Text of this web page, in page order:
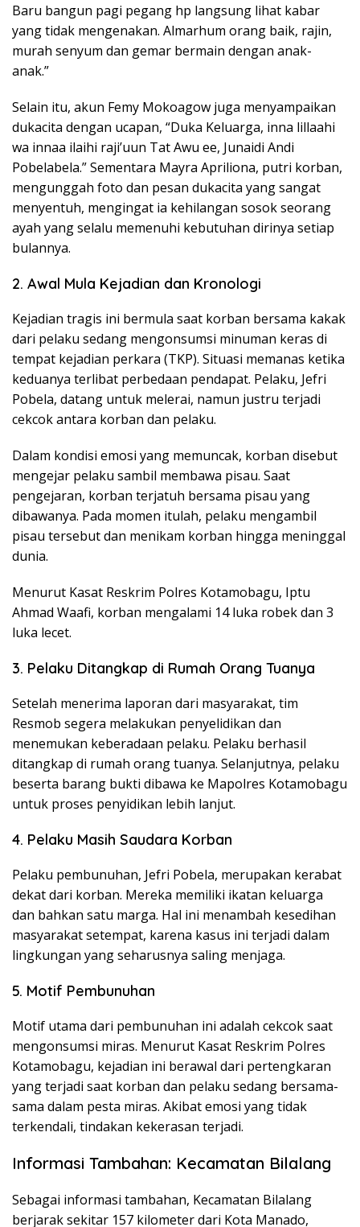
Baru bangun pagi pegang hp langsung lihat kabar
yang tidak mengenakan. Almarhum orang baik, rajin,
murah senyum dan gemar bermain dengan anak-
anak.”
Selain itu, akun Femy Mokoagow juga menyampaikan
dukacita dengan ucapan, “Duka Keluarga, inna lillaahi
wa innaa ilaihi raji’uun Tat Awu ee, Junaidi Andi
Pobelabela.” Sementara Mayra Apriliona, putri korban,
mengunggah foto dan pesan dukacita yang sangat
menyentuh, mengingat ia kehilangan sosok seorang
ayah yang selalu memenuhi kebutuhan dirinya setiap
bulannya.
2. Awal Mula Kejadian dan Kronologi
Kejadian tragis ini bermula saat korban bersama kakak
dari pelaku sedang mengonsumsi minuman keras di
tempat kejadian perkara (TKP). Situasi memanas ketika
keduanya terlibat perbedaan pendapat. Pelaku, Jefri
Pobela, datang untuk melerai, namun justru terjadi
cekcok antara korban dan pelaku.
Dalam kondisi emosi yang memuncak, korban disebut
mengejar pelaku sambil membawa pisau. Saat
pengejaran, korban terjatuh bersama pisau yang
dibawanya. Pada momen itulah, pelaku mengambil
pisau tersebut dan menikam korban hingga meninggal
dunia.
Menurut Kasat Reskrim Polres Kotamobagu, Iptu
Ahmad Waafi, korban mengalami 14 luka robek dan 3
luka lecet.
3. Pelaku Ditangkap di Rumah Orang Tuanya
Setelah menerima laporan dari masyarakat, tim
Resmob segera melakukan penyelidikan dan
menemukan keberadaan pelaku. Pelaku berhasil
ditangkap di rumah orang tuanya. Selanjutnya, pelaku
beserta barang bukti dibawa ke Mapolres Kotamobagu
untuk proses penyidikan lebih lanjut.
4. Pelaku Masih Saudara Korban
Pelaku pembunuhan, Jefri Pobela, merupakan kerabat
dekat dari korban. Mereka memiliki ikatan keluarga
dan bahkan satu marga. Hal ini menambah kesedihan
masyarakat setempat, karena kasus ini terjadi dalam
lingkungan yang seharusnya saling menjaga.
5. Motif Pembunuhan
Motif utama dari pembunuhan ini adalah cekcok saat
mengonsumsi miras. Menurut Kasat Reskrim Polres
Kotamobagu, kejadian ini berawal dari pertengkaran
yang terjadi saat korban dan pelaku sedang bersama-
sama dalam pesta miras. Akibat emosi yang tidak
terkendali, tindakan kekerasan terjadi.
Informasi Tambahan: Kecamatan Bilalang
Sebagai informasi tambahan, Kecamatan Bilalang
berjarak sekitar 157 kilometer dari Kota Manado,